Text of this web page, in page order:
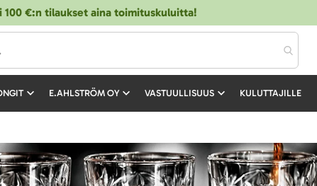
100 €:n tilaukset aina toimituskuluitta!
E.AHLSTRÖM OY VASTUULLISUUS KULUTTAJILLE